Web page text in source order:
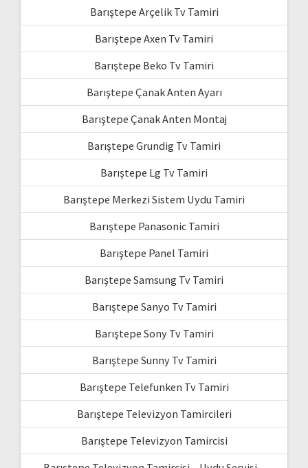
Barıştepe Arçelik Tv Tamiri
Barıştepe Axen Tv Tamiri
Barıştepe Beko Tv Tamiri
Barıştepe Çanak Anten Ayarı
Barıştepe Çanak Anten Montaj
Barıştepe Grundig Tv Tamiri
Barıştepe Lg Tv Tamiri
Barıştepe Merkezi Sistem Uydu Tamiri
Barıştepe Panasonic Tamiri
Barıştepe Panel Tamiri
Barıştepe Samsung Tv Tamiri
Barıştepe Sanyo Tv Tamiri
Barıştepe Sony Tv Tamiri
Barıştepe Sunny Tv Tamiri
Barıştepe Telefunken Tv Tamiri
Barıştepe Televizyon Tamircileri
Barıştepe Televizyon Tamircisi